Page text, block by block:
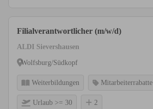
Filialverantwortlicher (m/w/d)
ALDI Sievershausen
Wolfsburg/Südkopf
Weiterbildungen Mitarbeiterrabatte
Urlaub >= 30 2